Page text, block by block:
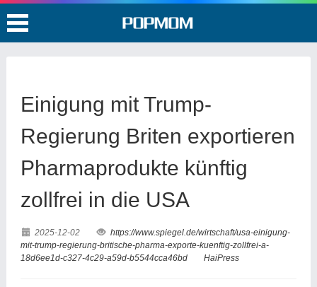
Einigung mit Trump-
Regierung Briten exportieren
Pharmaprodukte künftig
zollfrei in die USA
2025-12-02
https://www.spiegel.de/wirtschaft/usa-einigung-
mit-trump-regierung-britische-pharma-exporte-kuenftig-zollfrei-a-
18d6ee1d-c327-4c29-a59d-b5544cca46bd
HaiPress